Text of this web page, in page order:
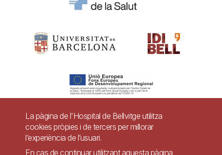
Pie
Contacte
La pàgina de l'Hospital de Bellvitge utilitza
cookies pròpies i de tercers per millorar
l’experiència de l’usuari.
En cas de continuar utilitzant aquesta pàgina